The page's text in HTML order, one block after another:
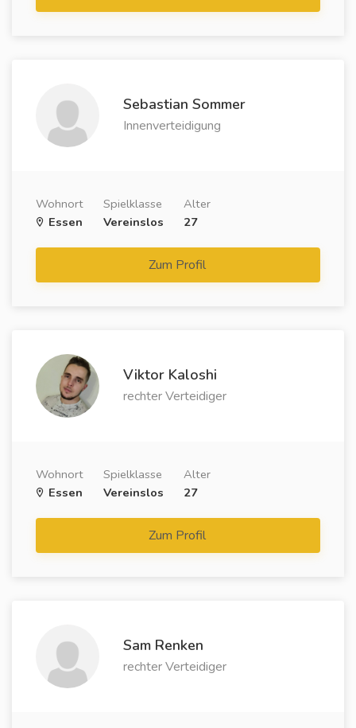
Sebastian Sommer
Innenverteidigung
Wohnort
Essen
Spielklasse
Vereinslos
Alter
27
Zum Profil
Viktor Kaloshi
rechter Verteidiger
Wohnort
Essen
Spielklasse
Vereinslos
Alter
27
Zum Profil
Sam Renken
rechter Verteidiger